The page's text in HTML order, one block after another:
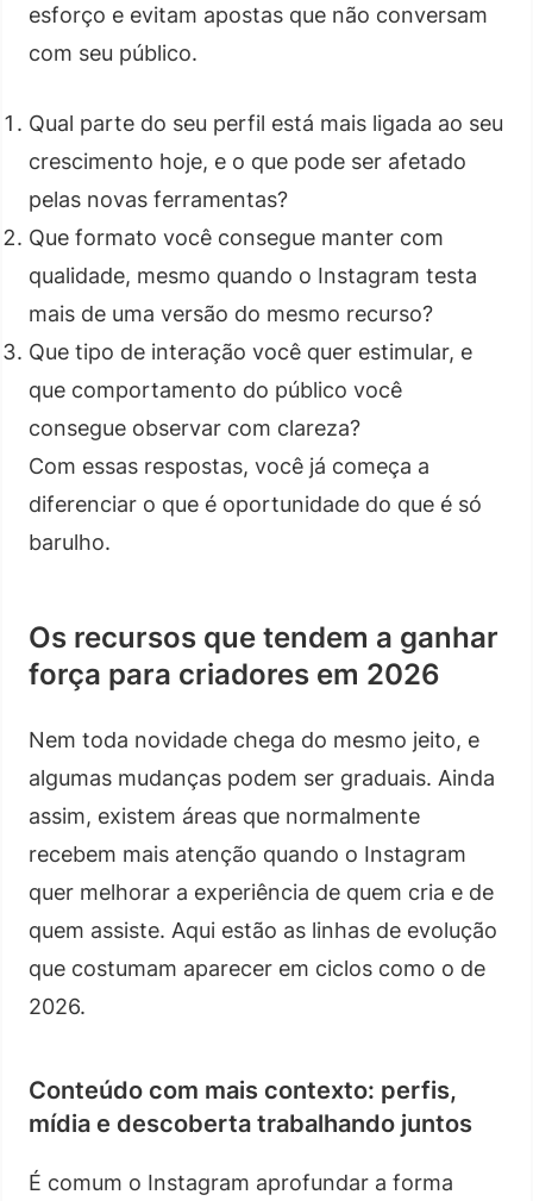
esforço e evitam apostas que não conversam
com seu público.
Qual parte do seu perfil está mais ligada ao seu
crescimento hoje, e o que pode ser afetado
pelas novas ferramentas?
Que formato você consegue manter com
qualidade, mesmo quando o Instagram testa
mais de uma versão do mesmo recurso?
Que tipo de interação você quer estimular, e
que comportamento do público você
consegue observar com clareza?
Com essas respostas, você já começa a
diferenciar o que é oportunidade do que é só
barulho.
Os recursos que tendem a ganhar
força para criadores em 2026
Nem toda novidade chega do mesmo jeito, e
algumas mudanças podem ser graduais. Ainda
assim, existem áreas que normalmente
recebem mais atenção quando o Instagram
quer melhorar a experiência de quem cria e de
quem assiste. Aqui estão as linhas de evolução
que costumam aparecer em ciclos como o de
2026.
Conteúdo com mais contexto: perfis,
mídia e descoberta trabalhando juntos
É comum o Instagram aprofundar a forma